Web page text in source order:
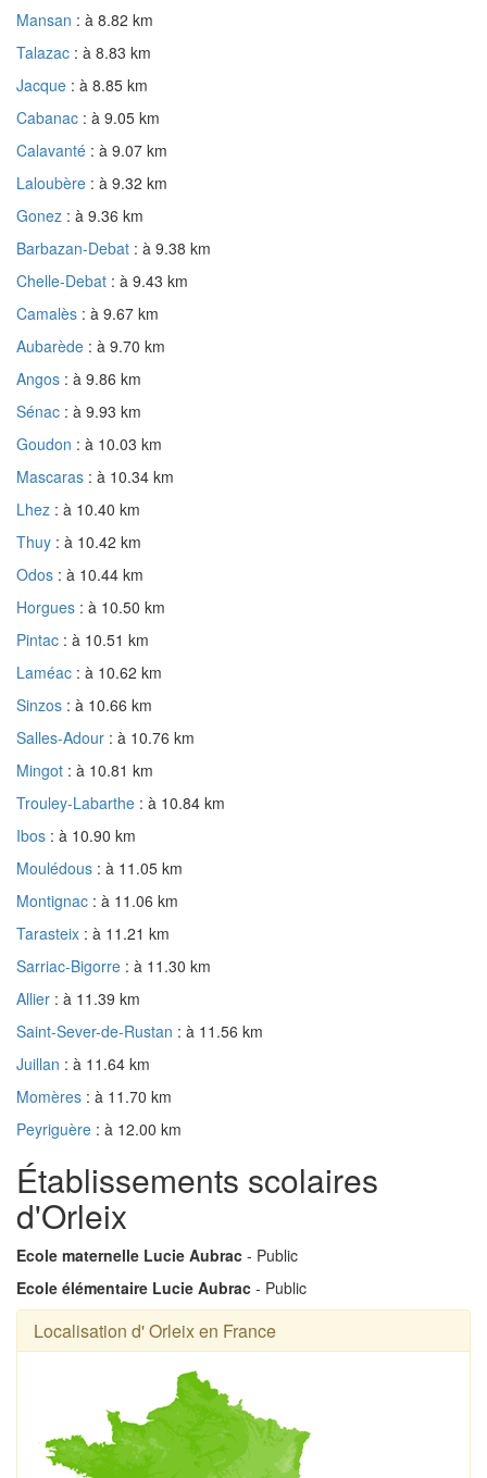
Mansan : à 8.82 km
Talazac : à 8.83 km
Jacque : à 8.85 km
Cabanac : à 9.05 km
Calavanté : à 9.07 km
Laloubère : à 9.32 km
Gonez : à 9.36 km
Barbazan-Debat : à 9.38 km
Chelle-Debat : à 9.43 km
Camalès : à 9.67 km
Aubarède : à 9.70 km
Angos : à 9.86 km
Sénac : à 9.93 km
Goudon : à 10.03 km
Mascaras : à 10.34 km
Lhez : à 10.40 km
Thuy : à 10.42 km
Odos : à 10.44 km
Horgues : à 10.50 km
Pintac : à 10.51 km
Laméac : à 10.62 km
Sinzos : à 10.66 km
Salles-Adour : à 10.76 km
Mingot : à 10.81 km
Trouley-Labarthe : à 10.84 km
Ibos : à 10.90 km
Moulédous : à 11.05 km
Montignac : à 11.06 km
Tarasteix : à 11.21 km
Sarriac-Bigorre : à 11.30 km
Allier : à 11.39 km
Saint-Sever-de-Rustan : à 11.56 km
Juillan : à 11.64 km
Momères : à 11.70 km
Peyriguère : à 12.00 km
Établissements scolaires
d'Orleix
Ecole maternelle Lucie Aubrac - Public
Ecole élémentaire Lucie Aubrac - Public
Localisation d' Orleix en France